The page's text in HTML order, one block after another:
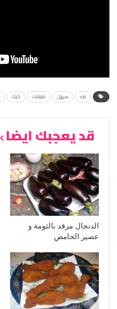
vip سهل طبقات كيك
قد يعجبك ايضا
الدنجال مرقد بالثومة و
عصير الحامض